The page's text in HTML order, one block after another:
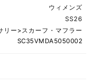
ウィメンズ
SS26
リー>スカーフ・マフラー
SC35VMDA5050002